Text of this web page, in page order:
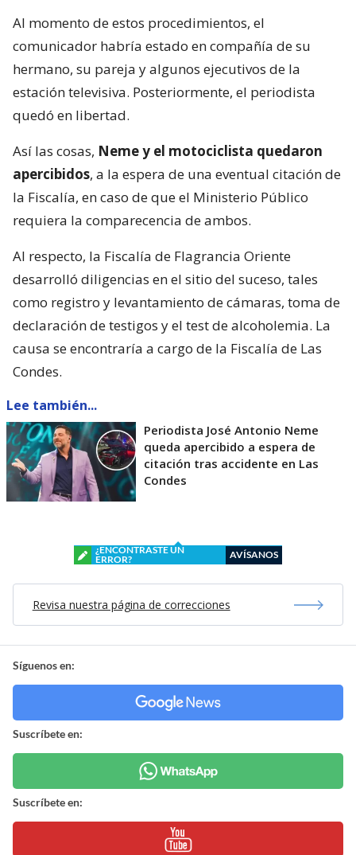
Al momento de estos procedimientos, el
comunicador habría estado en compañía de su
hermano, su pareja y algunos ejecutivos de la
estación televisiva. Posteriormente, el periodista
quedó en libertad.
Así las cosas, Neme y el motociclista quedaron
apercibidos, a la espera de una eventual citación de
la Fiscalía, en caso de que el Ministerio Público
requiera la comparecencia de ambos.
Al respecto, la Fiscalía de Flagrancia Oriente
desarrolló diligencias en el sitio del suceso, tales
como registro y levantamiento de cámaras, toma de
declaración de testigos y el test de alcoholemia. La
causa se encontraría a cargo de la Fiscalía de Las
Condes.
Lee también...
Periodista José Antonio Neme
queda apercibido a espera de
citación tras accidente en Las
Condes
¿ENCONTRASTE UN
ERROR?
AVÍSANOS
Revisa nuestra página de correcciones
Síguenos en:
Suscríbete en:
Suscríbete en: